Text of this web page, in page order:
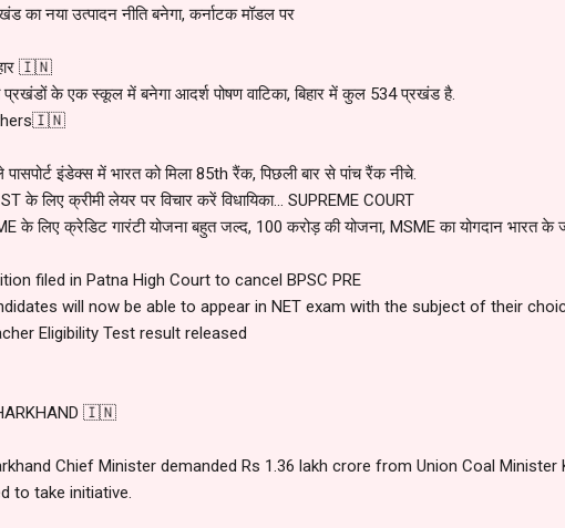
का नया उत्पादन नीति बनेगा, कर्नाटक मॉडल पर
🇮🇳
के एक स्कूल में बनेगा आदर्श पोषण वाटिका, बिहार में कुल 534 प्रखंड है.
इंडेक्स में भारत को मिला 85th रैंक, पिछली बार से पांच रैंक नीचे.
के लिए क्रीमी लेयर पर विचार करें विधायिका... SUPREME COURT
के लिए क्रेडिट गारंटी योजना बहुत जल्द, 100 करोड़ की योजना, MSME का योगदान भारत के
filed in Patna High Court to cancel BPSC PRE
will now be able to appear in NET exam with the subject of their
Eligibility Test result released
🇮🇳
Chief Minister demanded Rs 1.36 lakh crore from Union Coal Minister
to take initiative.